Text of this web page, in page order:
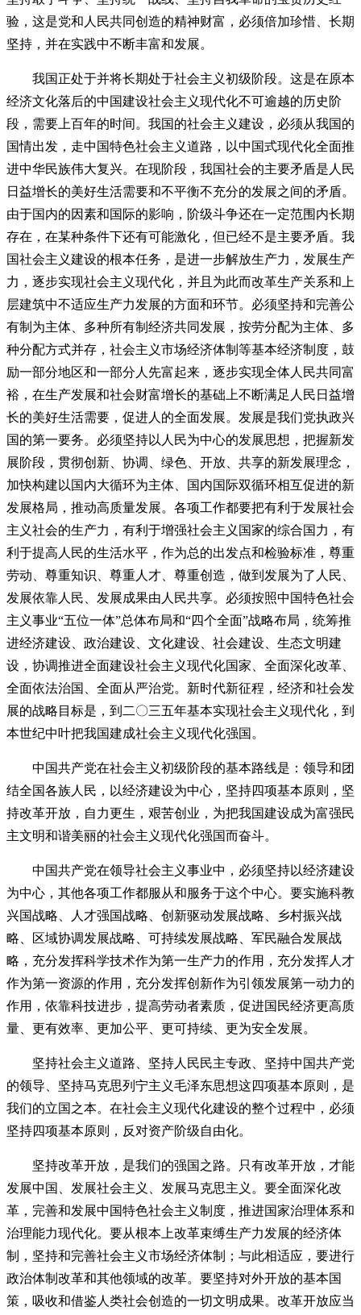
验，这是党和人民共同创造的精神财富，必须倍加珍惜、长期
坚持，并在实践中不断丰富和发展。
我国正处于并将长期处于社会主义初级阶段。这是在原本
经济文化落后的中国建设社会主义现代化不可逾越的历史阶
段，需要上百年的时间。我国的社会主义建设，必须从我国的
国情出发，走中国特色社会主义道路，以中国式现代化全面推
进中华民族伟大复兴。在现阶段，我国社会的主要矛盾是人民
日益增长的美好生活需要和不平衡不充分的发展之间的矛盾。
由于国内的因素和国际的影响，阶级斗争还在一定范围内长期
存在，在某种条件下还有可能激化，但已经不是主要矛盾。我
国社会主义建设的根本任务，是进一步解放生产力，发展生产
力，逐步实现社会主义现代化，并且为此而改革生产关系和上
层建筑中不适应生产力发展的方面和环节。必须坚持和完善公
有制为主体、多种所有制经济共同发展，按劳分配为主体、多
种分配方式并存，社会主义市场经济体制等基本经济制度，鼓
励一部分地区和一部分人先富起来，逐步实现全体人民共同富
裕，在生产发展和社会财富增长的基础上不断满足人民日益增
长的美好生活需要，促进人的全面发展。发展是我们党执政兴
国的第一要务。必须坚持以人民为中心的发展思想，把握新发
展阶段，贯彻创新、协调、绿色、开放、共享的新发展理念，
加快构建以国内大循环为主体、国内国际双循环相互促进的新
发展格局，推动高质量发展。各项工作都要把有利于发展社会
主义社会的生产力，有利于增强社会主义国家的综合国力，有
利于提高人民的生活水平，作为总的出发点和检验标准，尊重
劳动、尊重知识、尊重人才、尊重创造，做到发展为了人民、
发展依靠人民、发展成果由人民共享。必须按照中国特色社会
主义事业“五位一体”总体布局和“四个全面”战略布局，统筹推
进经济建设、政治建设、文化建设、社会建设、生态文明建
设，协调推进全面建设社会主义现代化国家、全面深化改革、
全面依法治国、全面从严治党。新时代新征程，经济和社会发
展的战略目标是，到二〇三五年基本实现社会主义现代化，到
本世纪中叶把我国建成社会主义现代化强国。
中国共产党在社会主义初级阶段的基本路线是：领导和团
结全国各族人民，以经济建设为中心，坚持四项基本原则，坚
持改革开放，自力更生，艰苦创业，为把我国建设成为富强民
主文明和谐美丽的社会主义现代化强国而奋斗。
中国共产党在领导社会主义事业中，必须坚持以经济建设
为中心，其他各项工作都服从和服务于这个中心。要实施科教
兴国战略、人才强国战略、创新驱动发展战略、乡村振兴战
略、区域协调发展战略、可持续发展战略、军民融合发展战
略，充分发挥科学技术作为第一生产力的作用，充分发挥人才
作为第一资源的作用，充分发挥创新作为引领发展第一动力的
作用，依靠科技进步，提高劳动者素质，促进国民经济更高质
量、更有效率、更加公平、更可持续、更为安全发展。
坚持社会主义道路、坚持人民民主专政、坚持中国共产党
的领导、坚持马克思列宁主义毛泽东思想这四项基本原则，是
我们的立国之本。在社会主义现代化建设的整个过程中，必须
坚持四项基本原则，反对资产阶级自由化。
坚持改革开放，是我们的强国之路。只有改革开放，才能
发展中国、发展社会主义、发展马克思主义。要全面深化改
革，完善和发展中国特色社会主义制度，推进国家治理体系和
治理能力现代化。要从根本上改革束缚生产力发展的经济体
制，坚持和完善社会主义市场经济体制；与此相适应，要进行
政治体制改革和其他领域的改革。要坚持对外开放的基本国
策，吸收和借鉴人类社会创造的一切文明成果。改革开放应当